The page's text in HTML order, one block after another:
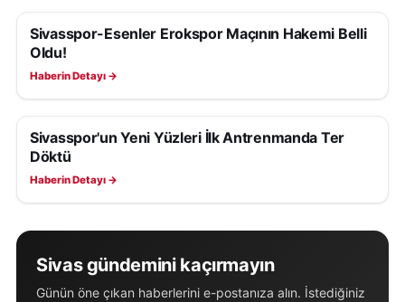
SIVASSPOR HABERLERI
Sivasspor-Esenler Erokspor Maçının Hakemi Belli
Oldu!
Haberin Detayı →
SIVASSPOR HABERLERI
Sivasspor'un Yeni Yüzleri İlk Antrenmanda Ter
Döktü
Haberin Detayı →
Sivas gündemini kaçırmayın
Günün öne çıkan haberlerini e-postanıza alın. İstediğiniz